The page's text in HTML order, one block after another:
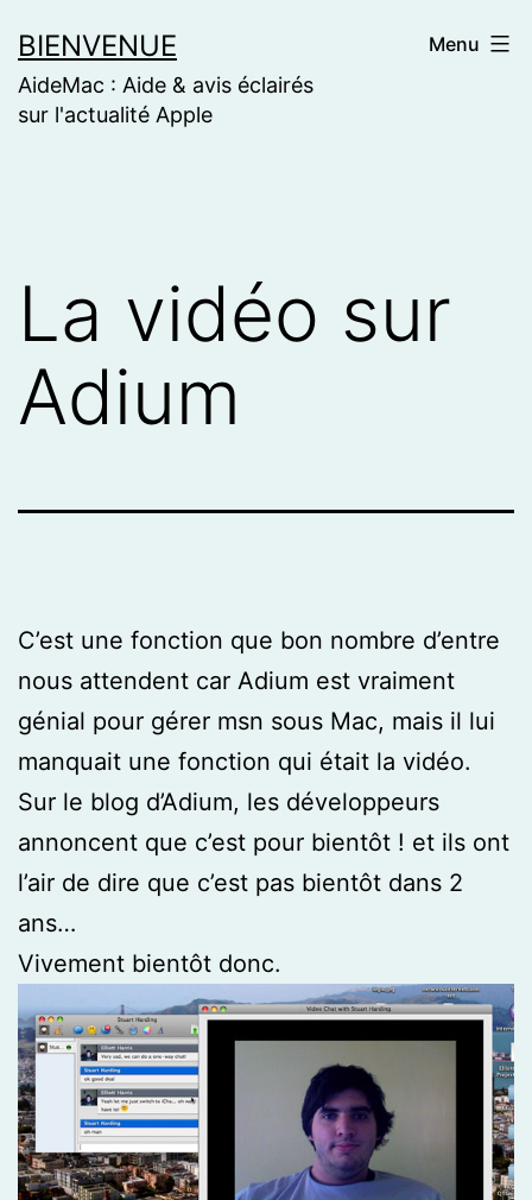
to
content
BIENVENUE
AideMac : Aide & avis éclairés
sur l'actualité Apple
Menu
La vidéo sur
Adium
C’est une fonction que bon nombre d’entre
nous attendent car Adium est vraiment
génial pour gérer msn sous Mac, mais il lui
manquait une fonction qui était la vidéo.
Sur le blog d’Adium, les développeurs
annoncent que c’est pour bientôt ! et ils ont
l’air de dire que c’est pas bientôt dans 2
ans…
Vivement bientôt donc.